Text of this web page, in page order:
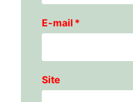
E-mail *
Site